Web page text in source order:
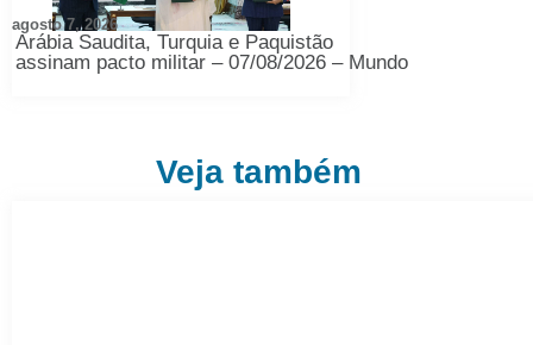
Arábia Saudita, Turquia e Paquistão
assinam pacto militar – 07/08/2026 – Mundo
agosto 7, 2026
Veja também